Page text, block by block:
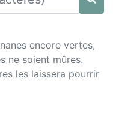
encore vertes,
ne soient mûres.
les laissera pourrir